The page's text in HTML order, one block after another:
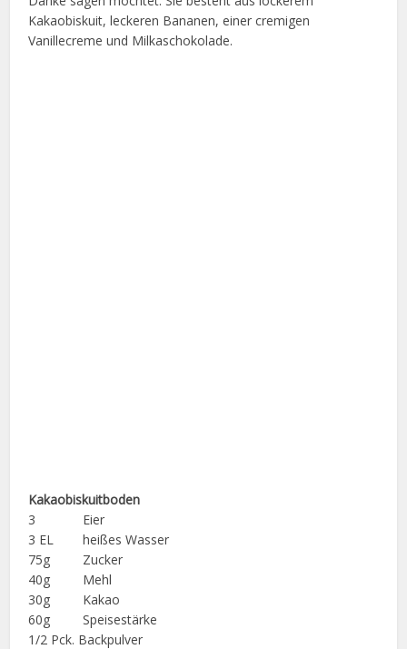
Kakaobiskuit, leckeren Bananen, einer cremigen
Vanillecreme und Milkaschokolade.
Kakaobiskuitboden
3 Eier
3 EL heißes Wasser
75g Zucker
40g Mehl
30g Kakao
60g Speisestärke
1/2 Pck. Backpulver